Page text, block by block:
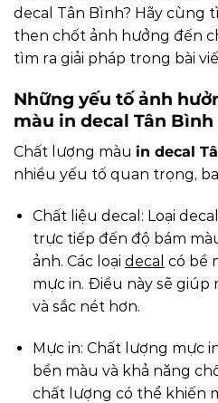
decal Tân Bình? Hãy cùng
then chốt ảnh hưởng đến
tìm ra giải pháp trong bài
Những yếu tố ảnh
màu in decal Tân Bình
Chất lượng màu in decal
nhiều yếu tố quan trọng,
Chất liệu decal: Loại
trực tiếp đến độ bám
ảnh. Các loại decal có bề
mực in. Điều này sẽ giúp
và sắc nét hơn.
Mực in: Chất lượng mực
bền màu và khả năng
chất lượng có thể khiến